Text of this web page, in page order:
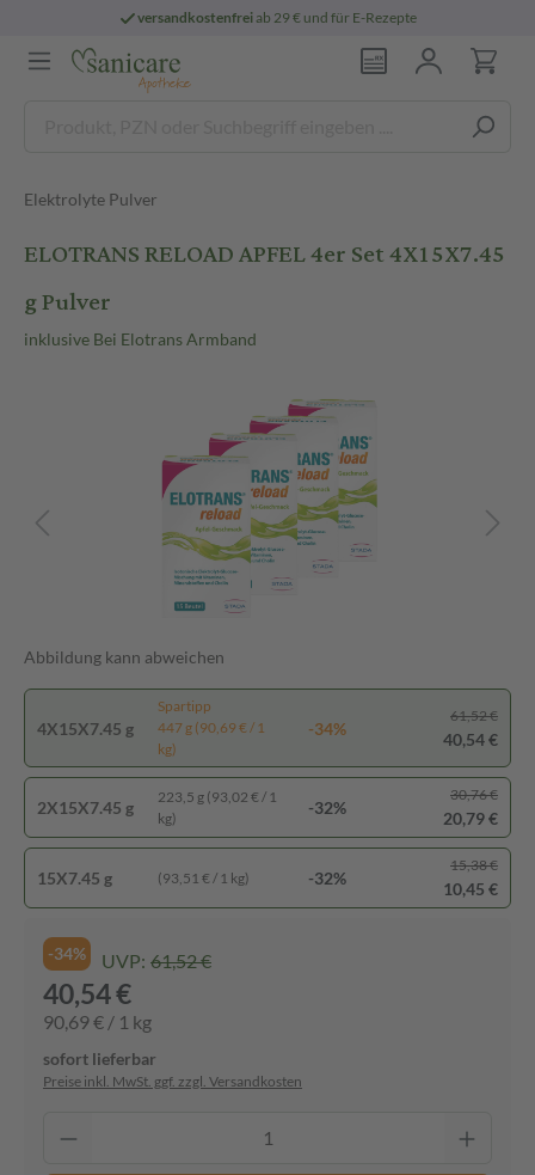
versandkostenfreiab 29 € und für E-Rezepte
Elektrolyte Pulver
ELOTRANS RELOAD APFEL 4er Set 4X15X7.45
g Pulver
inklusive Bei Elotrans Armband
Abbildung kann abweichen
4X15X7.45 g
Spartipp
447 g (90,69 € / 1
kg)
-34%
61,52 €
40,54 €
2X15X7.45 g
223,5 g (93,02 € / 1
kg)
-32%
30,76 €
20,79 €
15X7.45 g (93,51 € / 1 kg) -32%
15,38 €
10,45 €
-34% UVP: 61,52 €
40,54 €
90,69 € / 1 kg
sofort lieferbar
Preise inkl. MwSt. ggf. zzgl. Versandkosten